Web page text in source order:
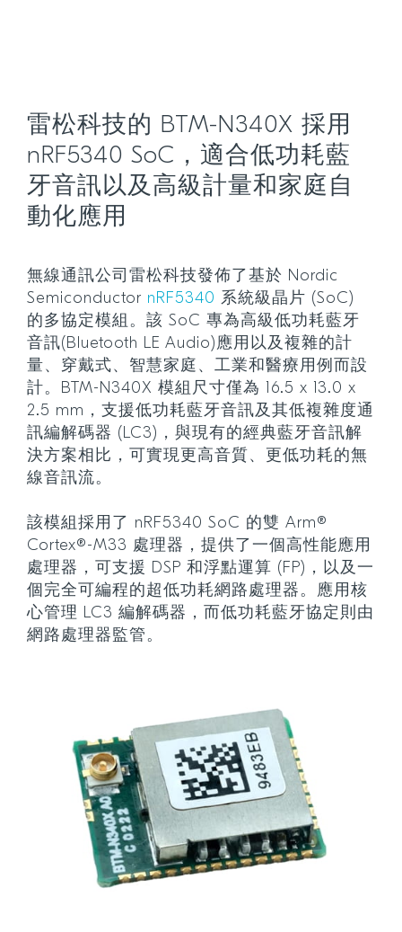
雷松科技的 BTM-N340X 採用
nRF5340 SoC，適合低功耗藍
牙音訊以及高級計量和家庭自
動化應用
無線通訊公司雷松科技發佈了基於 Nordic
Semiconductor nRF5340 系統級晶片 (SoC)
的多協定模組。該 SoC 專為高級低功耗藍牙
音訊(Bluetooth LE Audio)應用以及複雜的計
量、穿戴式、智慧家庭、工業和醫療用例而設
計。BTM-N340X 模組尺寸僅為 16.5 x 13.0 x
2.5 mm，支援低功耗藍牙音訊及其低複雜度通
訊編解碼器 (LC3)，與現有的經典藍牙音訊解
決方案相比，可實現更高音質、更低功耗的無
線音訊流。
該模組採用了 nRF5340 SoC 的雙 Arm®
Cortex®-M33 處理器，提供了一個高性能應用
處理器，可支援 DSP 和浮點運算 (FP)，以及一
個完全可編程的超低功耗網路處理器。應用核
心管理 LC3 編解碼器，而低功耗藍牙協定則由
網路處理器監管。